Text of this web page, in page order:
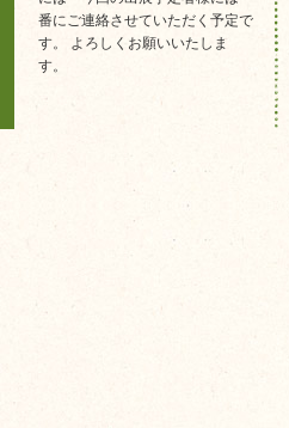
番にご連絡させていただく予定で
す。 よろしくお願いいたしま
す。